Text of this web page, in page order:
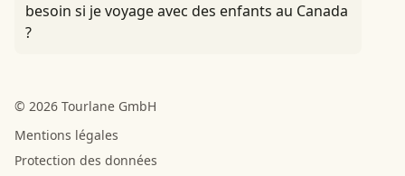
besoin si je voyage avec des enfants au Canada
?
© 2026 Tourlane GmbH
Mentions légales
Protection des données